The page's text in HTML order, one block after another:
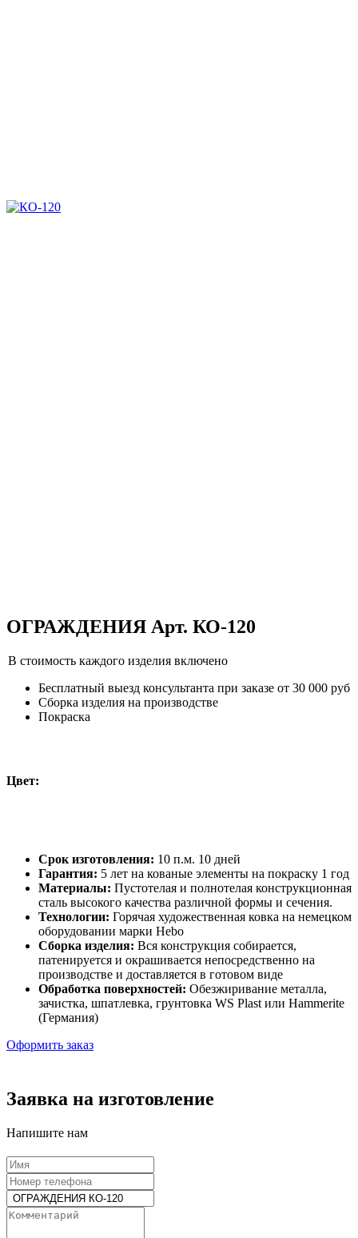
ОГРАЖДЕНИЯ Арт. КО-120
В стоимость каждого изделия включено
Бесплатный выезд консультанта при заказе от 30 000 руб
Сборка изделия на производстве
Покраска
Цвет:
Срок изготовления: 10 п.м. 10 дней
Гарантия: 5 лет на кованые элементы на покраску 1 год
Материалы: Пустотелая и полнотелая конструкционная
сталь высокого качества различной формы и сечения.
Технологии: Горячая художественная ковка на немецком
оборудовании марки Hebo
Сборка изделия: Вся конструкция собирается,
патенируется и окрашивается непосредственно на
производстве и доставляется в готовом виде
Обработка поверхностей: Обезжиривание металла,
зачистка, шпатлевка, грунтовка WS Plast или Hammerite
(Германия)
Оформить заказ
Заявка на изготовление
Напишите нам